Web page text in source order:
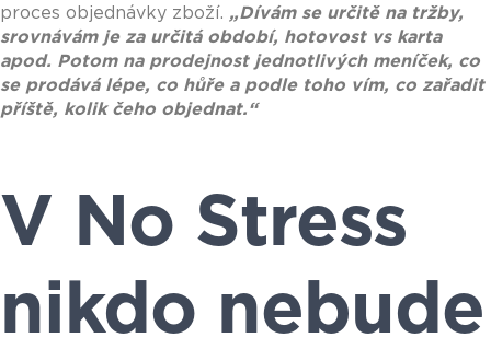
proces objednávky zboží. „Dívám se určitě na tržby,
srovnávám je za určitá období, hotovost vs karta
apod. Potom na prodejnost jednotlivých meníček, co
se prodává lépe, co hůře a podle toho vím, co zařadit
příště, kolik čeho objednat.“
V No Stress
nikdo nebude